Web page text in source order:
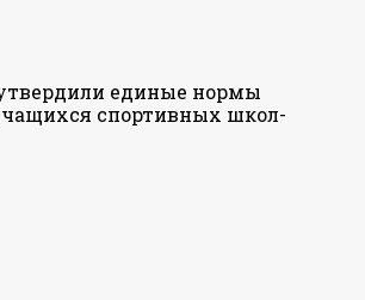
единые нормы
спортивных школ-